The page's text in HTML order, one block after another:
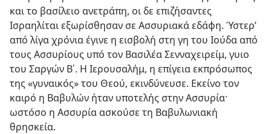
και το βασίλειο ανετράπη, οι δε επιζήσαντες
Ισραηλίται εξωρίσθησαν σε Ασσυριακά εδάφη. Ύστερ’
από λίγα χρόνια έγινε η εισβολή στη γη του Ιούδα από
τους Ασσυρίους υπό τον Βασιλέα Σενναχειρείμ, γυιο
του Σαργών Β΄. Η Ιερουσαλήμ, η επίγεια εκπρόσωπος
της «γυναικός» του Θεού, εκινδύνευσε. Εκείνο τον
καιρό η Βαβυλών ήταν υποτελής στην Ασσυρία·
ωστόσο η Ασσυρία ασκούσε τη Βαβυλωνιακή
θρησκεία.